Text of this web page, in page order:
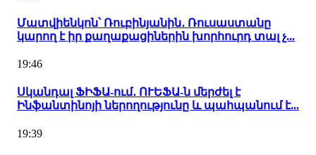
Մատվիենկոն՝ Ռուբինյանին․ Ռուսաստանը
կարող է իր քաղաքացիներին խորհուրդ տալ չ...
19:46
Սկանդալ ՖԻՖԱ-ում․ ՈՒԵՖԱ-ն մերժել է
Ինֆանտինոյի ներողությունը և պահպանում է...
19:39